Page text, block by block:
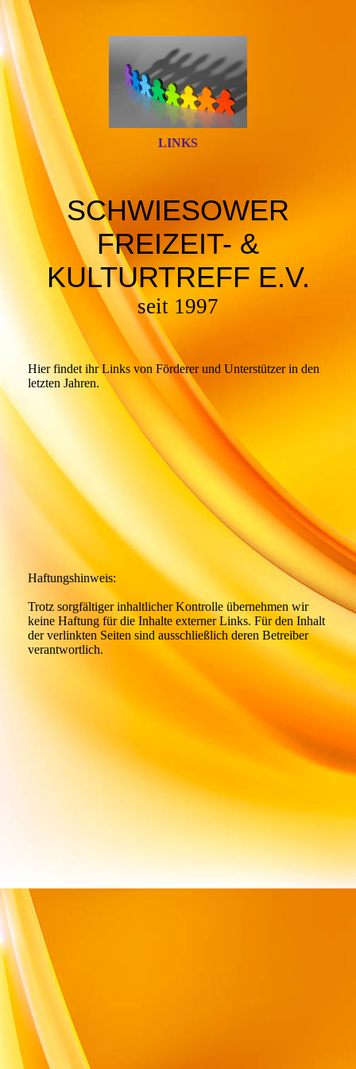
LINKS
SCHWIESOWER
FREIZEIT- &
KULTURTREFF E.V.
seit 1997
Hier findet ihr Links von Förderer und Unterstützer in den
letzten Jahren.
Haftungshinweis:
Trotz sorgfältiger inhaltlicher Kontrolle übernehmen wir
keine Haftung für die Inhalte externer Links. Für den Inhalt
der verlinkten Seiten sind ausschließlich deren Betreiber
verantwortlich.